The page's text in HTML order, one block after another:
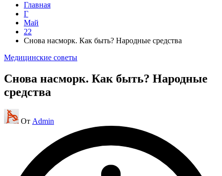
Главная
Г
Май
22
Снова насморк. Как быть? Народные средства
Опубликовано
Медицинские советы
Снова насморк. Как быть? Народные
средства
Запись
от
От Admin